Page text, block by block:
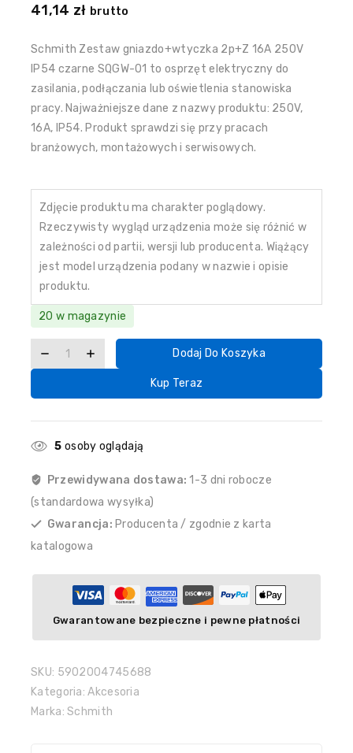
41,14 zł brutto
Schmith Zestaw gniazdo+wtyczka 2p+Z 16A 250V
IP54 czarne SQGW-01 to osprzęt elektryczny do
zasilania, podłączania lub oświetlenia stanowiska
pracy. Najważniejsze dane z nazwy produktu: 250V,
16A, IP54. Produkt sprawdzi się przy pracach
branżowych, montażowych i serwisowych.
Zdjęcie produktu ma charakter poglądowy.
Rzeczywisty wygląd urządzenia może się różnić w
zależności od partii, wersji lub producenta. Wiążący
jest model urządzenia podany w nazwie i opisie
produktu.
20 w magazynie
Dodaj Do Koszyka
Kup Teraz
5 osoby oglądają
Przewidywana dostawa: 1-3 dni robocze
(standardowa wysyłka)
Gwarancja: Producenta / zgodnie z karta
katalogowa
Gwarantowane bezpieczne i pewne płatności
SKU: 5902004745688
Kategoria:Akcesoria
Marka:Schmith